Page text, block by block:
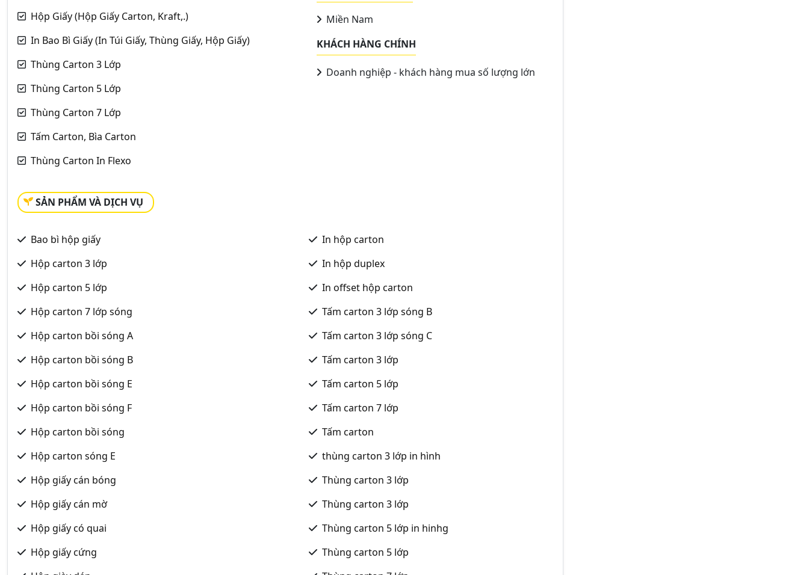
Hộp Giấy (Hộp Giấy Carton, Kraft,.)
In Bao Bì Giấy (In Túi Giấy, Thùng Giấy, Hộp Giấy)
Thùng Carton 3 Lớp
Thùng Carton 5 Lớp
Thùng Carton 7 Lớp
Tấm Carton, Bìa Carton
Thùng Carton In Flexo
Miền Nam
KHÁCH HÀNG CHÍNH
Doanh nghiệp - khách hàng mua số lượng lớn
SẢN PHẨM VÀ DỊCH VỤ
Bao bì hộp giấy
Hộp carton 3 lớp
Hộp carton 5 lớp
Hộp carton 7 lớp sóng
Hộp carton bồi sóng A
Hộp carton bồi sóng B
Hộp carton bồi sóng E
Hộp carton bồi sóng F
Hộp carton bồi sóng
Hộp carton sóng E
Hộp giấy cán bóng
Hộp giấy cán mờ
Hộp giấy có quai
Hộp giấy cứng
In hộp carton
In hộp duplex
In offset hộp carton
Tấm carton 3 lớp sóng B
Tấm carton 3 lớp sóng C
Tấm carton 3 lớp
Tấm carton 5 lớp
Tấm carton 7 lớp
Tấm carton
thùng carton 3 lớp in hình
Thùng carton 3 lớp
Thùng carton 3 lớp
Thùng carton 5 lớp in hinhg
Thùng carton 5 lớp